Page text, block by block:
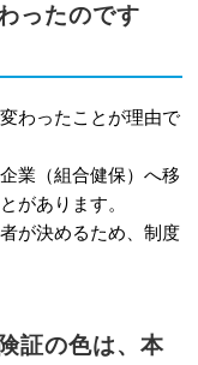
ったのです
わったことが理由で
業（組合健保）へ移
があります。
が決めるため、制度
証の色は、本